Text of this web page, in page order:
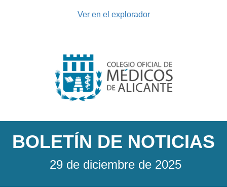
Ver en el explorador
BOLETÍN DE NOTICIAS
29 de diciembre de 2025